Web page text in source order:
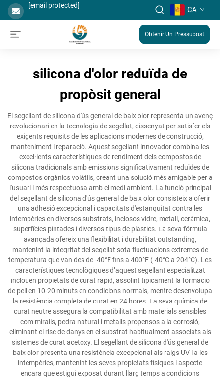
[email protected] CA
Obtenir Un Pressupost
silicona d'olor reduïda de
propòsit general
El segellant de silicona d'ús general de baix olor representa un avenç
revolucionari en la tecnologia de segellat, dissenyat per satisfer els
exigents requisits de les aplicacions modernes de construcció,
manteniment i reparació. Aquest segellant innovador combina les
excel·lents característiques de rendiment dels compostos de
silicona tradicionals amb emissions significativament reduïdes de
compostos orgànics volàtils, creant una solució més amigable per a
l'usuari i més respectuosa amb el medi ambient. La funció principal
del segellant de silicona d'ús general de baix olor consisteix a oferir
una adhesió excepcional i capacitats d'estanquitat contra les
intempèries en diversos substrats, inclosos vidre, metall, ceràmica,
superfícies pintades i diversos tipus de plàstics. La seva fórmula
avançada ofereix una flexibilitat i durabilitat outstanding,
mantenint la integritat del segellat sota fluctuacions extremes de
temperatura que van des de -40°F fins a 400°F (-40°C a 204°C). Les
característiques tecnològiques d’aquest segellant especialitzat
inclouen propietats de curat ràpid, assolint típicament la formació
de pell en 10-20 minuts en condicions normals, mentre desenvolupa
la resistència completa de curat en 24 hores. La seva química de
curat neutre assegura la compatibilitat amb materials sensibles
com miralls, pedra natural i metalls propensos a la corrosió,
eliminant el risc de danys en el substrat habitualment associats als
sistemes de curat acetoxy. El segellant de silicona d'ús general de
baix olor presenta una resistència excepcional als raigs UV i a les
intempèries, mantenint les seves propietats físiques i aspecte
encara que estigui exposat durant llarg temps a condicions